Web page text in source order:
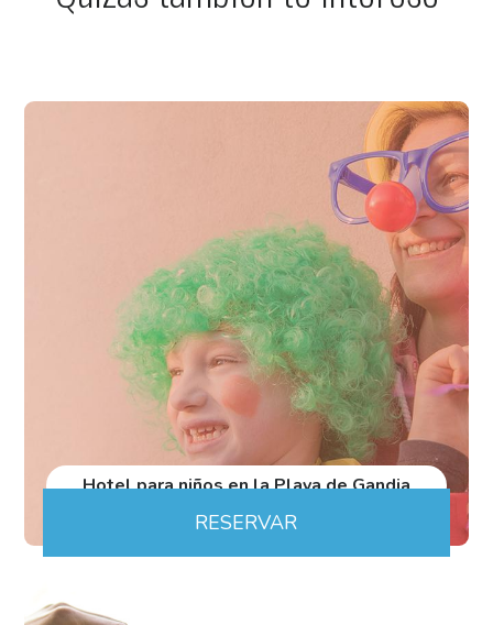
RESERVAR
Hotel para niños en la Playa de Gandia